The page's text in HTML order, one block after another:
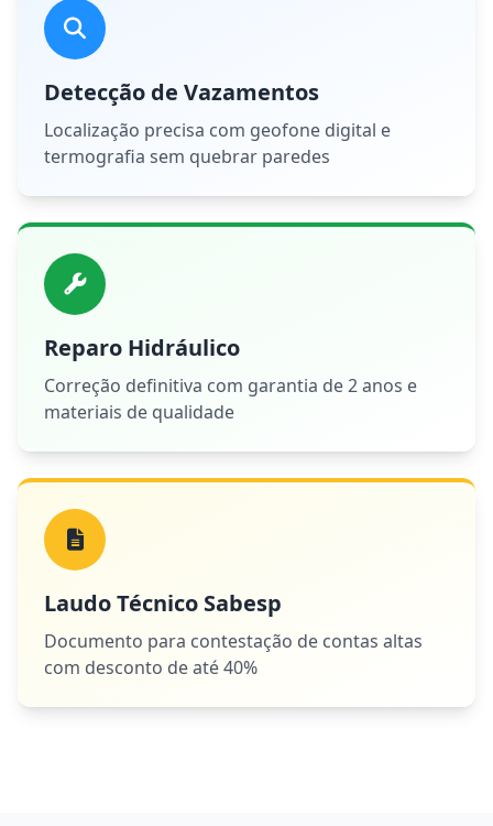
Detecção de Vazamentos
Localização precisa com geofone digital e
termografia sem quebrar paredes
Reparo Hidráulico
Correção definitiva com garantia de 2 anos e
materiais de qualidade
Laudo Técnico Sabesp
Documento para contestação de contas altas
com desconto de até 40%